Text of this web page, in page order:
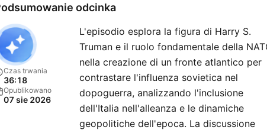
odcinka
Czas trwania
36:18
Opublikowano
07 sie 2026
L'episodio esplora la figura di Harry S.
Truman e il ruolo fondamentale della
nella creazione di un fronte atlantico per
contrastare l'influenza sovietica nel
dopoguerra, analizzando l'inclusione
dell'Italia nell'alleanza e le dinamiche
geopolitiche dell'epoca. La discussione